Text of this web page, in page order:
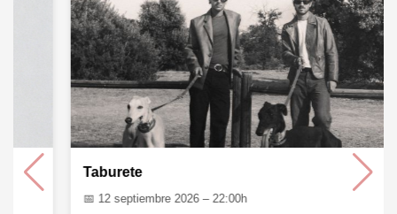
Taburete
📅 12 septiembre 2026 – 22:00h